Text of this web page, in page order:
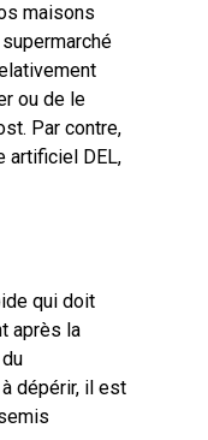
maisons
ou de le
Par contre,
artificiel DEL,
qui doit
après la
dépérir, il est